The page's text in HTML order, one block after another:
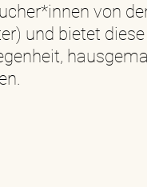
von
und bietet